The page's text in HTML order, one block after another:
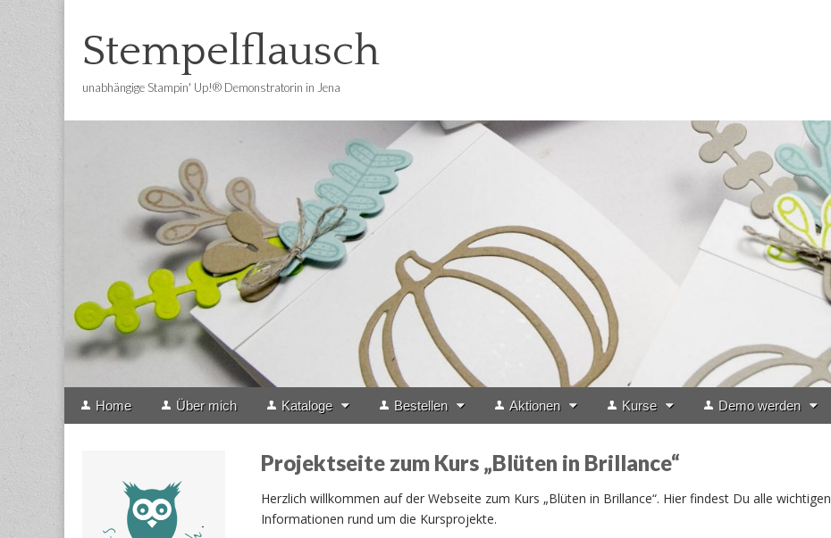
Stempelflausch
unabhängige Stampin' Up!® Demonstratorin in Jena
Main
Skip
Home Über mich Kataloge Bestellen Aktionen Kurse Demo werden
Projektseite zum Kurs „Blüten in Brillance“
Herzlich willkommen auf der Webseite zum Kurs „Blüten in Brillance“. Hier findest Du alle wichtigen
Informationen rund um die Kursprojekte.